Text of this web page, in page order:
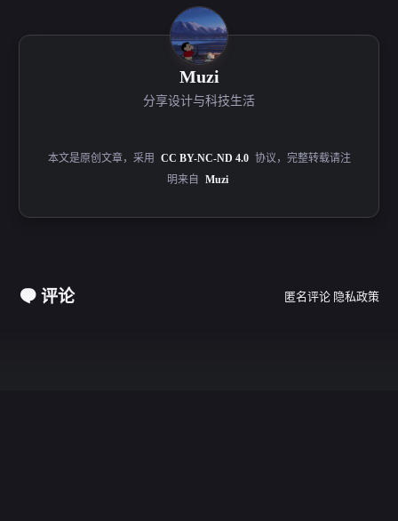
Muzi
分享设计与科技生活
本文是原创文章，采用 CC BY-NC-ND 4.0 协议，完整转载请注
明来自
Muzi
评论 匿名评论 隐私政策